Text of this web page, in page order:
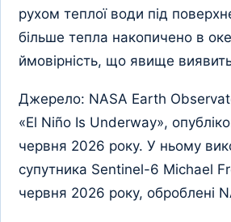
рухом теплої води під
більше тепла накопичено в
ймовірність, що явище
Джерело: NASA Earth
«El Niño Is Underway»,
червня 2026 року. У ньому
супутника Sentinel-6 Michael
червня 2026 року, оброблені